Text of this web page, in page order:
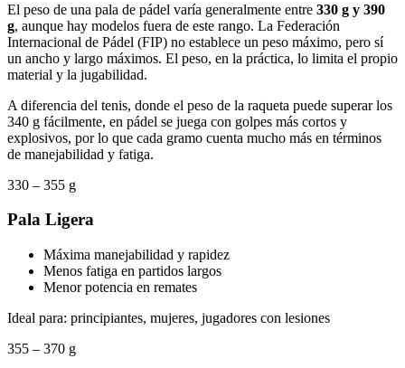
El peso de una pala de pádel varía generalmente entre 330 g y 390
g, aunque hay modelos fuera de este rango. La Federación
Internacional de Pádel (FIP) no establece un peso máximo, pero sí
un ancho y largo máximos. El peso, en la práctica, lo limita el propio
material y la jugabilidad.
A diferencia del tenis, donde el peso de la raqueta puede superar los
340 g fácilmente, en pádel se juega con golpes más cortos y
explosivos, por lo que cada gramo cuenta mucho más en términos
de manejabilidad y fatiga.
330 – 355 g
Pala Ligera
Máxima manejabilidad y rapidez
Menos fatiga en partidos largos
Menor potencia en remates
Ideal para: principiantes, mujeres, jugadores con lesiones
355 – 370 g